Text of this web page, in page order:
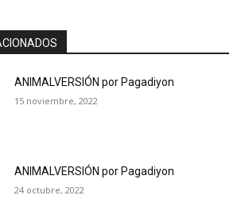
ANIMALVERSIÓN por Pagadiyon
15 noviembre, 2022
ANIMALVERSIÓN por Pagadiyon
24 octubre, 2022